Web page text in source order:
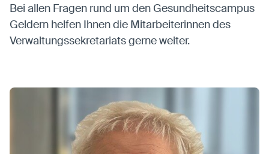
Bei allen Fragen rund um den Gesundheitscampus
Geldern helfen Ihnen die Mitarbeiterinnen des
Verwaltungssekretariats gerne weiter.